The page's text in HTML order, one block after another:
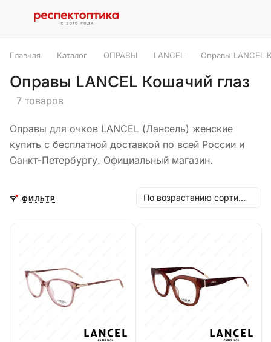
Главная Каталог ОПРАВЫ LANCEL Оправы LANCEL
Оправы LANCEL Кошачий глаз
7 товаров
Оправы для очков LANCEL (Лансель) женские
купить с бесплатной доставкой по всей России и
Санкт-Петербургу. Официальный магазин.
ФИЛЬТР По возрастанию сортировки